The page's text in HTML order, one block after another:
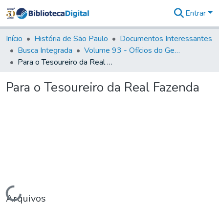
&
Coleções
Tudo na
Biblioteca
Estatísticas
Entrar
Início História de São Paulo
Documentos Interessantes
Busca Integrada
Volume 93 - Ofícios do General D. Luiz em favor da praça do Iguatemi (1775)
Para o Tesoureiro da Real Fazenda
Para o Tesoureiro da Real Fazenda
Carregando...
Arquivos